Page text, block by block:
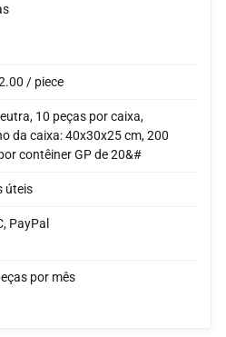
/ piece
10 peças por caixa,
da caixa: 40x30x25 cm, 200
contêiner GP de 20&#
úteis
PayPal
por mês